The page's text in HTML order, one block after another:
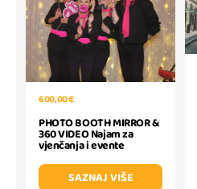
600,00 €
PHOTO BOOTH MIRROR &
360 VIDEO Najam za
vjenčanja i evente
SAZNAJ VIŠE